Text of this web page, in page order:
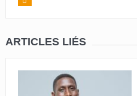
ARTICLES LIÉS